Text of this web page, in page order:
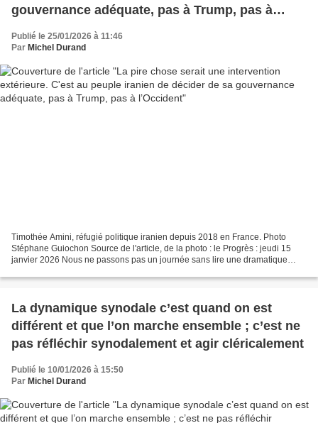
gouvernance adéquate, pas à Trump, pas à
Publié le 25/01/2026 à 11:46
Par Michel Durand
Timothée Amini, réfugié politique iranien depuis 2018 en France. Photo
Stéphane Guiochon Source de l'article, de la photo : le Progrès : jeudi 15
janvier 2026 Nous ne passons pas un journée sans lire une dramatique
La dynamique synodale c’est quand on est
différent et que l’on marche ensemble ; c’est ne
pas réfléchir synodalement et agir cléricalement
Publié le 10/01/2026 à 15:50
Par Michel Durand